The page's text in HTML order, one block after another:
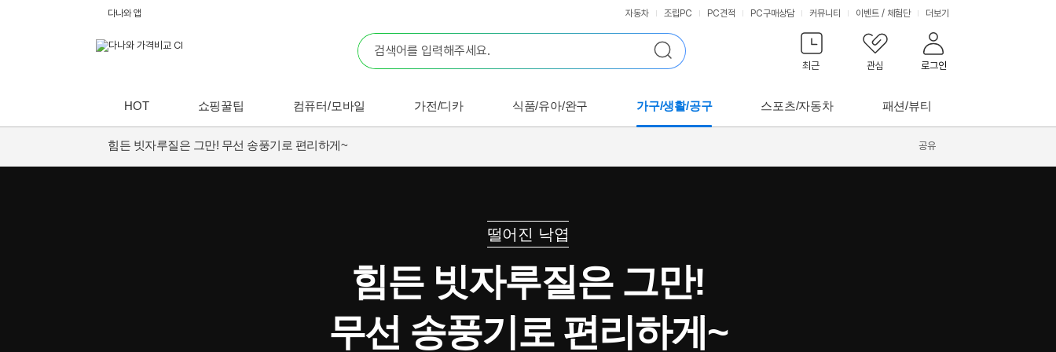
최근 관심 로그인
다나와 앱 자동차 조립PC PC견적 PC구매상담 커뮤니티 이벤트 / 체험단 더보기
HOT 쇼핑꿀팁 컴퓨터/모바일 가전/디카 식품/유아/완구 가구/생활/공구 스포츠/자동차 패션/뷰티
힘든 빗자루질은 그만! 무선 송풍기로 편리하게~ 공유
떨어진 낙엽
힘든 빗자루질은 그만!
무선 송풍기로 편리하게~